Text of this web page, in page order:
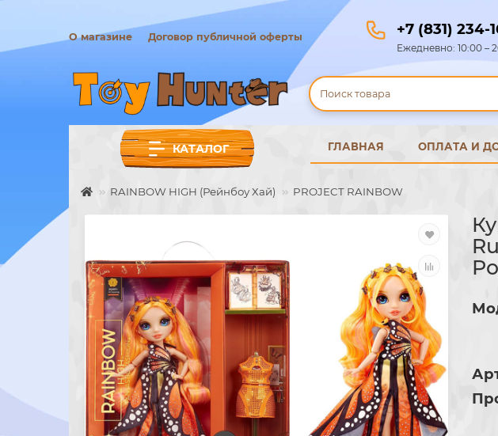
+7 (831) 234-
Ежедневно: 10:00 –
О магазине Договор публичной оферты
КАТАЛОГ ГЛАВНАЯ ОПЛАТА И
RAINBOW HIGH (Рейнбоу Хай) PROJECT RAINBOW